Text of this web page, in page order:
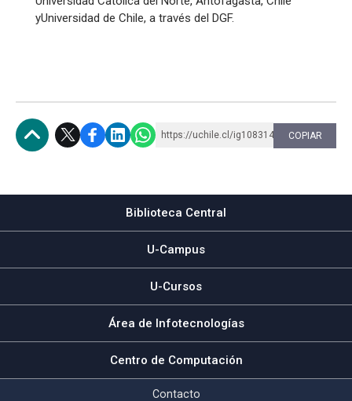
yUniversidad de Chile, a través del DGF.
https://uchile.cl/ig108314 COPIAR
Biblioteca Central
U-Campus
U-Cursos
Área de Infotecnologías
Centro de Computación
Contacto